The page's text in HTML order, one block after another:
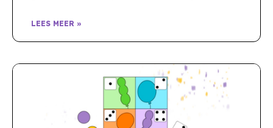
LEES MEER »